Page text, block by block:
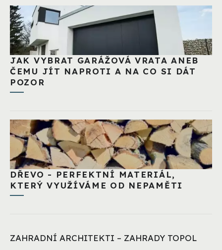
JAK VYBRAT GARÁŽOVÁ VRATA ANEB
ČEMU JÍT NAPROTI A NA CO SI DÁT
POZOR
DŘEVO - PERFEKTNÍ MATERIÁL,
KTERÝ VYUŽÍVÁME OD NEPAMĚTI
ZAHRADNÍ ARCHITEKTI – ZAHRADY TOPOL